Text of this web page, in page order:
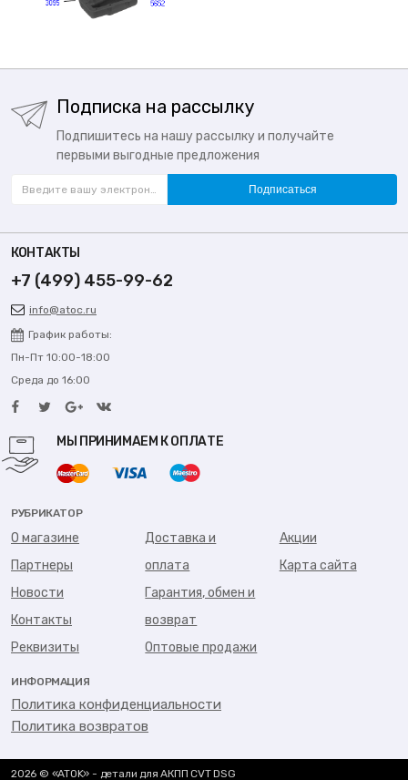
Подписка на рассылку
Подпишитесь на нашу рассылку и получайте
первыми выгодные предложения
Подписаться
КОНТАКТЫ
+7 (499) 455-99-62
info@atoc.ru
График работы:
Пн-Пт 10:00-18:00
Среда до 16:00
МЫ ПРИНИМАЕМ К ОПЛАТЕ
РУБРИКАТОР
О магазине
Партнеры
Новости
Контакты
Реквизиты
Доставка и
оплата
Гарантия, обмен и
возврат
Оптовые продажи
Акции
Карта сайта
ИНФОРМАЦИЯ
Политика конфиденциальности
Политика возвратов
2026 © «ATOK» - детали для АКПП CVT DSG